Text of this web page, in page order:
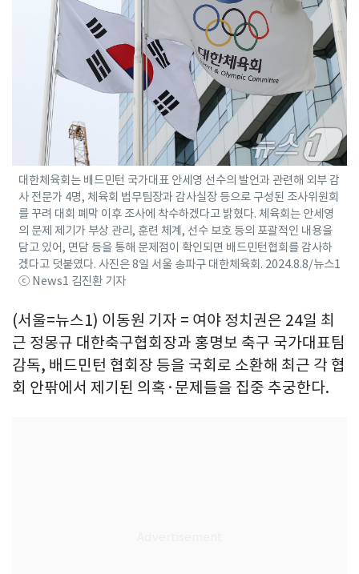
대한체육회는 배드민턴 국가대표 안세영 선수의 발언과 관련해 외부 감
사 전문가 4명, 체육회 법무팀장과 감사실장 등으로 구성된 조사위원회
를 꾸려 대회 폐막 이후 조사에 착수하겠다고 밝혔다. 체육회는 안세영
의 문제 제기가 부상 관리, 훈련 체계, 선수 보호 등의 포괄적인 내용을
담고 있어, 면담 등을 통해 문제점이 확인되면 배드민턴협회를 감사하
겠다고 덧붙였다. 사진은 8일 서울 송파구 대한체육회. 2024.8.8/뉴스1
ⓒ News1 김진환 기자
(서울=뉴스1) 이동원 기자 = 여야 정치권은 24일 최
근 정몽규 대한축구협회장과 홍명보 축구 국가대표팀
감독, 배드민턴 협회장 등을 국회로 소환해 최근 각 협
회 안팎에서 제기된 의혹·문제들을 집중 추궁한다.